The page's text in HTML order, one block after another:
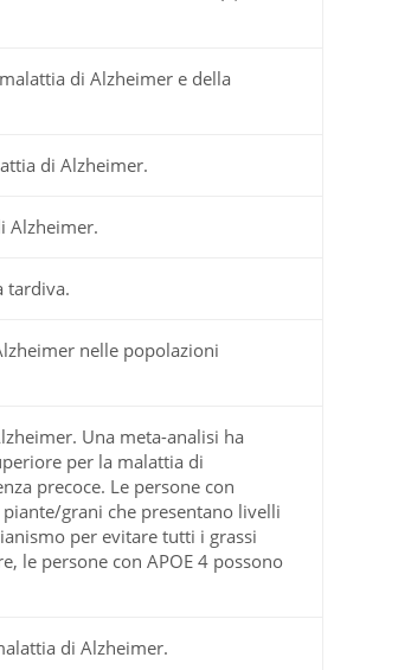
di Alzheimer e della
di Alzheimer.
Alzheimer.
tardiva.
nelle popolazioni
Una meta-analisi ha
per la malattia di
precoce. Le persone con
grani che presentano livelli
per evitare tutti i grassi
le persone con APOE 4 possono
di Alzheimer.